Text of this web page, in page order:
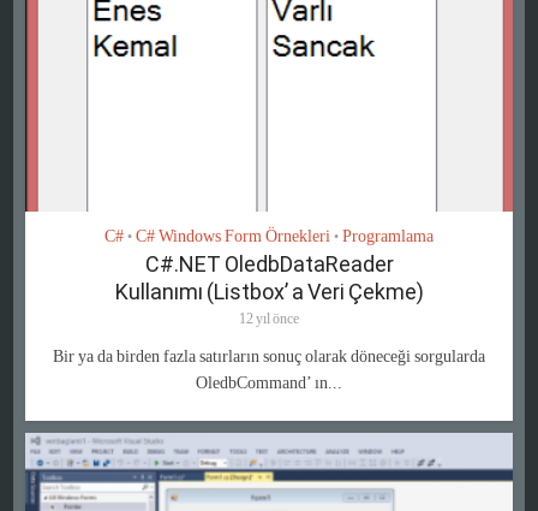
C# • C# Windows Form Örnekleri • Programlama
C#.NET OledbDataReader
Kullanımı (Listbox’ a Veri Çekme)
12 yıl önce
Bir ya da birden fazla satırların sonuç olarak döneceği sorgularda
OledbCommand’ ın...